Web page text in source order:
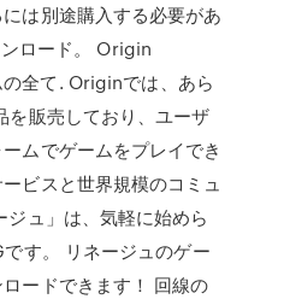
は別途購入する必要があ
ロード。 Origin
の全て. Originでは、あら
を販売しており、ユーザ
ムでゲームをプレイでき
ビスと世界規模のコミュ
ュ」は、気軽に始めら
す。 リネージュのゲー
ードできます！ 回線の